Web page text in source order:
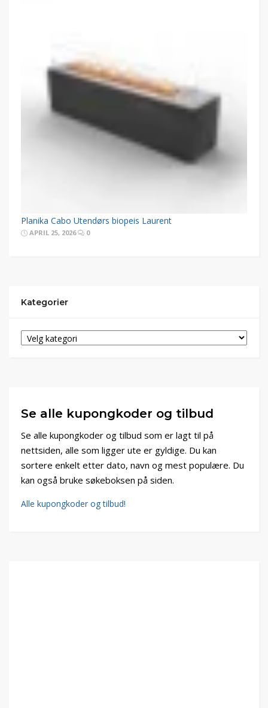
Planika Cabo Utendørs biopeis Laurent
APRIL 25, 2026 0
Kategorier
Se alle kupongkoder og tilbud
Se alle kupongkoder og tilbud som er lagt til på
nettsiden, alle som ligger ute er gyldige. Du kan
sortere enkelt etter dato, navn og mest populære. Du
kan også bruke søkeboksen på siden.
Alle kupongkoder og tilbud!